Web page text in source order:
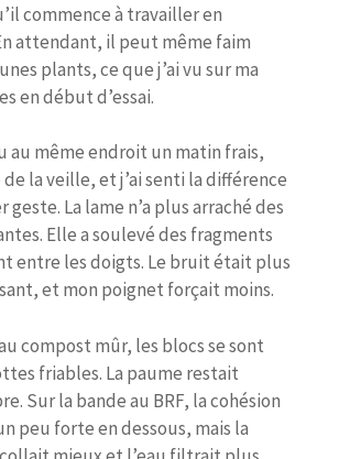
commence à travailler en
attendant, il peut même faim
plants, ce que j’ai vu sur ma
en début d’essai.
au même endroit un matin frais,
la veille, et j’ai senti la différence
geste. La lame n’a plus arraché des
Elle a soulevé des fragments
entre les doigts. Le bruit était plus
et mon poignet forçait moins.
compost mûr, les blocs se sont
friables. La paume restait
Sur la bande au BRF, la cohésion
peu forte en dessous, mais la